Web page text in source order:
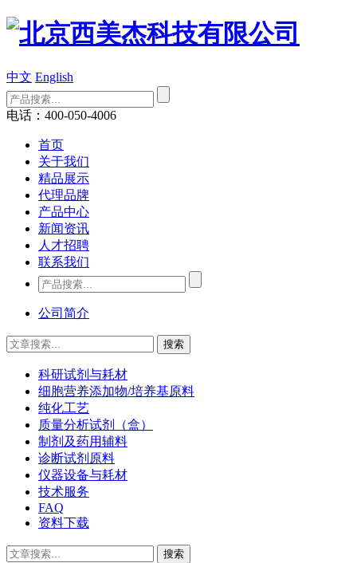
中文 English
电话：400-050-4006
首页
关于我们
精品展示
代理品牌
产品中心
新闻资讯
人才招聘
联系我们
公司简介
科研试剂与耗材
细胞营养添加物/培养基原料
纯化工艺
质量分析试剂（盒）
制剂及药用辅料
诊断试剂原料
仪器设备与耗材
技术服务
FAQ
资料下载